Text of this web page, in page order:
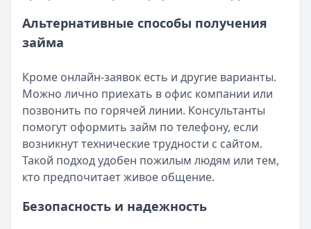
Альтернативные способы получения
займа
Кроме онлайн-заявок есть и другие варианты.
Можно лично приехать в офис компании или
позвонить по горячей линии. Консультанты
помогут оформить займ по телефону, если
возникнут технические трудности с сайтом.
Такой подход удобен пожилым людям или тем,
кто предпочитает живое общение.
Безопасность и надежность